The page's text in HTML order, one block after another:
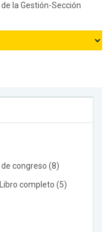
la Gestión-Sección
congreso (8)
Libro completo (5)